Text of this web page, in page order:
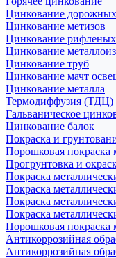
Цинкование
Цинкование метизов
Цинкование
Цинкование
Цинкование труб
Цинкование мачт
Цинкование металла
Термодиффузия (ТДЦ)
Гальваническое
Цинкование балок
Покраска и
Порошковая покраска
Прогрунтовка и
Покраска
Покраска
Покраска
Покраска
Порошковая покраска
Антикоррозийная
Антикоррозийная